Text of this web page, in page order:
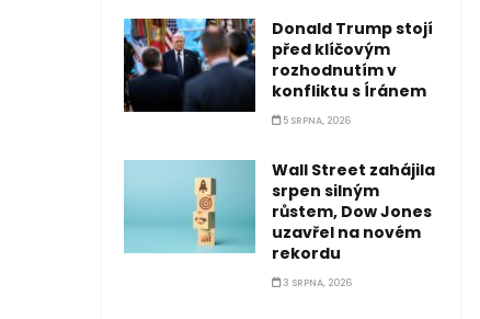
Donald Trump stojí
před klíčovým
rozhodnutím v
konfliktu s Íránem
5 SRPNA, 2026
Wall Street zahájila
srpen silným
růstem, Dow Jones
uzavřel na novém
rekordu
3 SRPNA, 2026